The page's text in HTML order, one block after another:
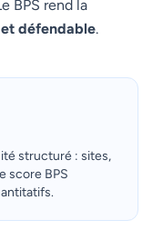
BPS rend la
défendable.
structuré : sites,
score BPS